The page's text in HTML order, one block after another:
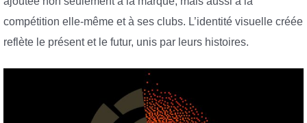
compétition elle-même et à ses clubs. L’identité visuelle créée
reflète le présent et le futur, unis par leurs histoires.